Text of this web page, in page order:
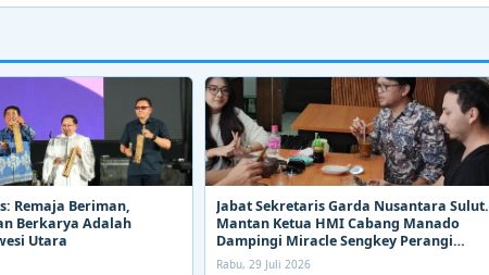
Remaja Beriman,
Berkarya Adalah
Utara
Jabat Sekretaris Garda Nusantara Sulut.
Mantan Ketua HMI Cabang Manado
Dampingi Miracle Sengkey Perangi
Narkoba
Rabu, 29 Juli 2026